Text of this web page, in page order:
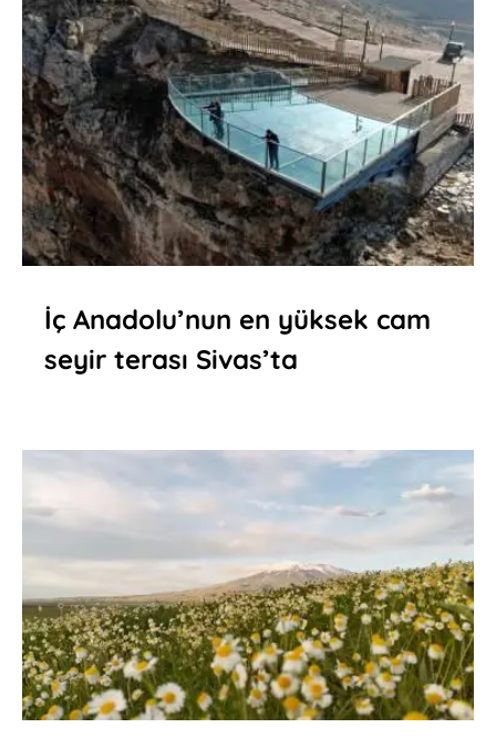
İç Anadolu’nun en yüksek cam
seyir terası Sivas’ta